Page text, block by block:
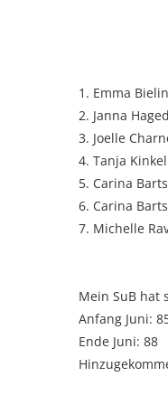
1. Emma
2. Janna
3. Joelle
4. Tanja
5. Carina
6. Carina
7. Michelle
Mein SuB hat
Anfang Juni:
Ende Juni: 88